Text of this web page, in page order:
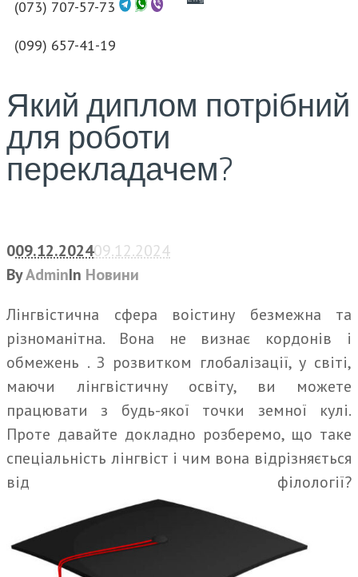
(073) 707-57-73
(099) 657-41-19
Який диплом потрібний
для роботи
перекладачем?
009.12.202409.12.2024
ByAdminIn Новини
Лінгвістична сфера воістину безмежна та
різноманітна. Вона не визнає кордонів і
обмежень . З розвитком глобалізації, у світі,
маючи лінгвістичну освіту, ви можете
працювати з будь-якої точки земної кулі.
Проте давайте докладно розберемо, що таке
спеціальність лінгвіст і чим вона відрізняється
від філології?